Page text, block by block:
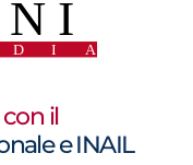
il
e INAIL